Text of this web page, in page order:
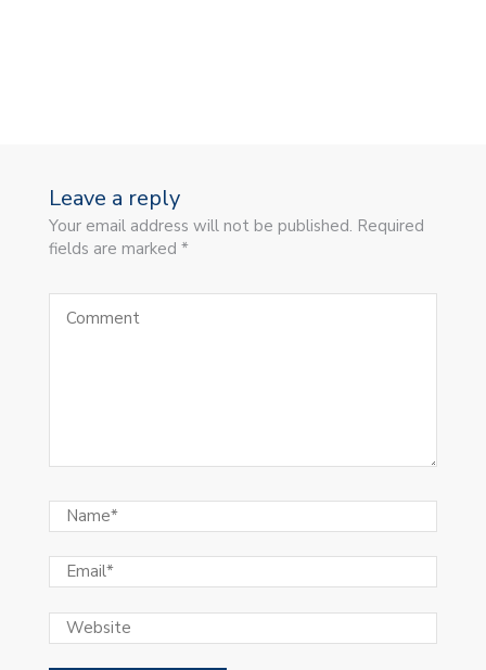
Leave a reply
Your email address will not be published. Required
fields are marked *